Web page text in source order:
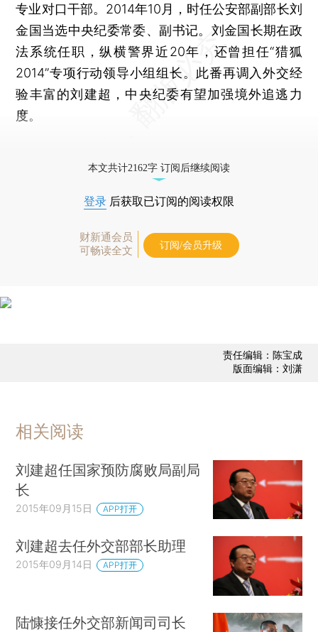
专业对口干部。2014年10月，时任公安部副部长刘
金国当选中央纪委常委、副书记。刘金国长期在政
法系统任职，纵横警界近20年，还曾担任“猎狐
2014”专项行动领导小组组长。此番再调入外交经
验丰富的刘建超，中央纪委有望加强境外追逃力
度。
本文共计2162字 订阅后继续阅读
登录 后获取已订阅的阅读权限
财新通会员
可畅读全文
订阅/会员升级
责任编辑：陈宝成
版面编辑：刘潇
相关阅读
刘建超任国家预防腐败局副局
长
2015年09月15日 APP打开
刘建超去任外交部部长助理
2015年09月14日 APP打开
陆慷接任外交部新闻司司长